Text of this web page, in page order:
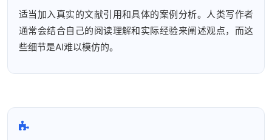
适当加入真实的文献引用和具体的案例分析。人类写作者
通常会结合自己的阅读理解和实际经验来阐述观点，而这
些细节是AI难以模仿的。